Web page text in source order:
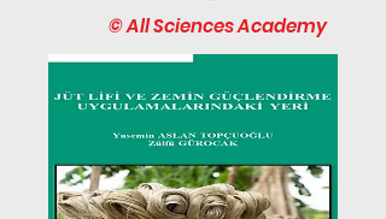
© All Sciences Academy